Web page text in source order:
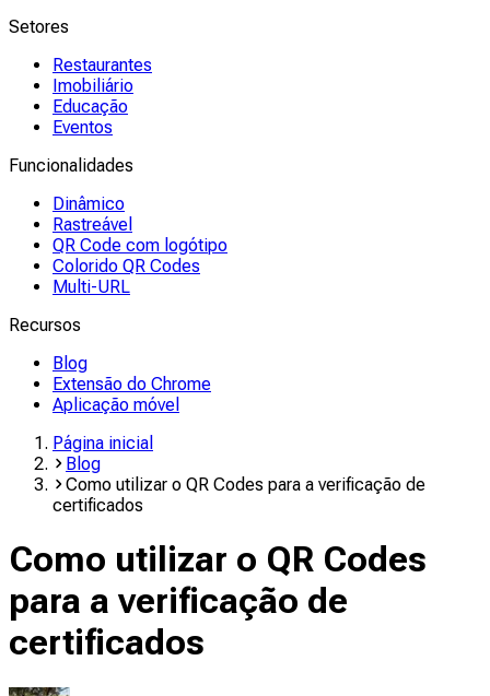
Setores
Restaurantes
Imobiliário
Educação
Eventos
Funcionalidades
Dinâmico
Rastreável
QR Code com logótipo
Colorido QR Codes
Multi-URL
Recursos
Blog
Extensão do Chrome
Aplicação móvel
Página inicial
Blog
Como utilizar o QR Codes para a verificação de
certificados
Como utilizar o QR Codes
para a verificação de
certificados